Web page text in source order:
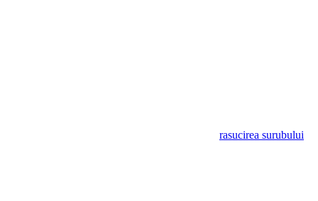
rasucirea surubului